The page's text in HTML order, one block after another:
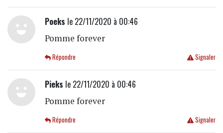
Poeks le 22/11/2020 à 00:46
Pomme forever
Signaler
Répondre
Pieks le 22/11/2020 à 00:46
Pomme forever
Signaler
Répondre